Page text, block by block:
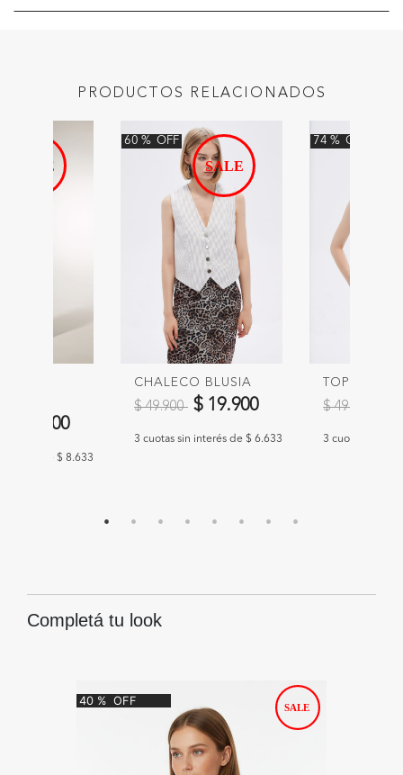
PRODUCTOS RELACIONADOS
de
$ 25.900
interés de $ 8.633
60% OFF
CHALECO BLUSIA
Precio reducido de
$ 49.900 a$ 19.900
3 cuotas sin interés de $ 6.633
74% OFF
TOPS
Precio
$ 49.900
3 cuotas sin
Completá tu look
40 % OFF